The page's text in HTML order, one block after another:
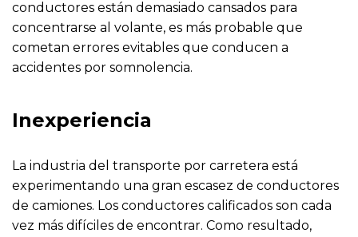
conductores están demasiado cansados para
concentrarse al volante, es más probable que
cometan errores evitables que conducen a
accidentes por somnolencia.
Inexperiencia
La industria del transporte por carretera está
experimentando una gran escasez de conductores
de camiones. Los conductores calificados son cada
vez más difíciles de encontrar. Como resultado,